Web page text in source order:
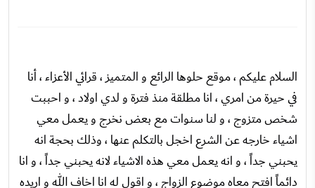
السلام عليكم ، موقع حلوها الرائع و المتميز ، قرائي الأعزاء ، أنا
في حيرة من امري ، انا مطلقة منذ فترة و لدي اولاد ، و احببت
شخص متزوج ، و لنا سنوات مع بعض نخرج و يعمل معي
اشياء خارجه عن الشرع اخجل بالتكلم عنها ، وذلك بحجة انه
يحبني جداً ، و انه يعمل معي هذه الاشياء لانه يحبني جداً ، و انا
دائماً افتح معاه موضوع الزواج ، و اقول له انا اخاف الله و اريده